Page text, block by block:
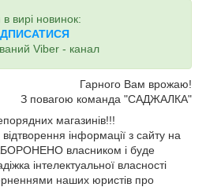
в вирі новинок:
Viber - канал
Гарного Вам врожаю!
З повагою команда "САДЖАЛКА"
магазинів!!!
інформації з сайту на
власником і буде
інтелектуальної власності
наших юристів про